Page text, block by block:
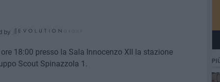
by
18:00 presso la Sala Innocenzo XII la stazione
Scout Spinazzola 1.